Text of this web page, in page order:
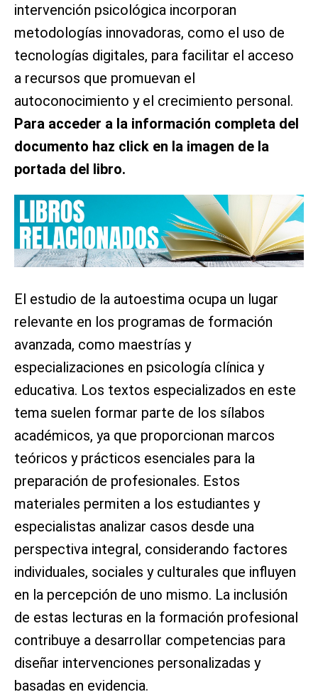
intervención psicológica incorporan
metodologías innovadoras, como el uso de
tecnologías digitales, para facilitar el acceso
a recursos que promuevan el
autoconocimiento y el crecimiento personal.
Para acceder a la información completa del
documento haz click en la imagen de la
portada del libro.
El estudio de la autoestima ocupa un lugar
relevante en los programas de formación
avanzada, como maestrías y
especializaciones en psicología clínica y
educativa. Los textos especializados en este
tema suelen formar parte de los sílabos
académicos, ya que proporcionan marcos
teóricos y prácticos esenciales para la
preparación de profesionales. Estos
materiales permiten a los estudiantes y
especialistas analizar casos desde una
perspectiva integral, considerando factores
individuales, sociales y culturales que influyen
en la percepción de uno mismo. La inclusión
de estas lecturas en la formación profesional
contribuye a desarrollar competencias para
diseñar intervenciones personalizadas y
basadas en evidencia.